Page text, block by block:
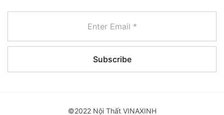
©2022 Nội Thất VINAXINH